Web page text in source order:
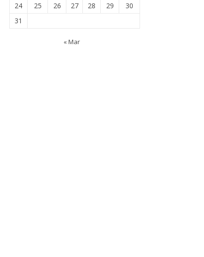
24
25 26 27 28 29
30
31
« Mar